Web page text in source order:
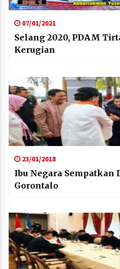
07/01/2021
Selang 2020, PDAM
Kerugian
23/01/2018
Ibu Negara Sempatkan
Gorontalo